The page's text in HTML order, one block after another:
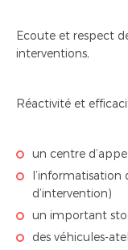
Ecoute et respect
interventions,
Réactivité et
un centre
l’informatisation
d’intervention)
un important
des véhicules-